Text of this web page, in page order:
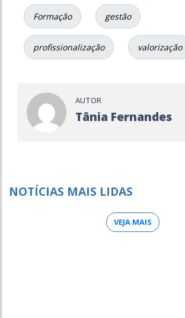
Formação gestão
profissionalização valorização
AUTOR
Tânia Fernandes
NOTÍCIAS MAIS LIDAS
VEJA MAIS